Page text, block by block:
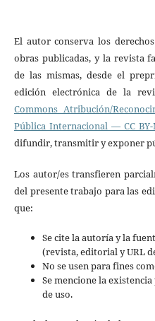
El autor conserva los
obras publicadas, y la revista
de las mismas, desde el
edición electrónica de la
Commons Atribución/
Pública Internacional — CC BY-
difundir, transmitir y exponer
Los autor/es transfieren
del presente trabajo para las
que:
Se cite la autoría y la
(revista, editorial y URL
No se usen para fines
Se mencione la
de uso.